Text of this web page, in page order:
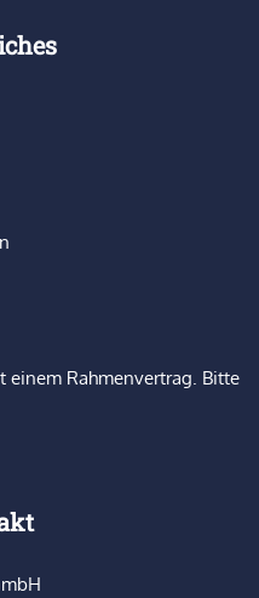
Rahmenvertrag. Bitte